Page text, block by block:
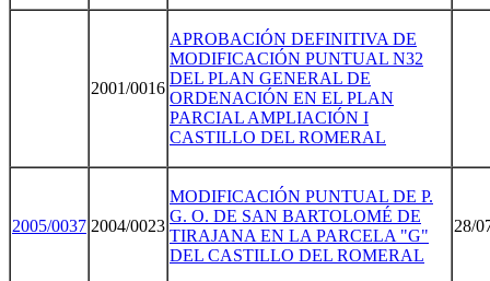
2001/0016
APROBACIÓN DEFINITIVA DE
MODIFICACIÓN PUNTUAL N32
DEL PLAN GENERAL DE
ORDENACIÓN EN EL PLAN
PARCIAL AMPLIACIÓN I
CASTILLO DEL ROMERAL
2005/0037 2004/0023
MODIFICACIÓN PUNTUAL DE P.
G. O. DE SAN BARTOLOMÉ DE
TIRAJANA EN LA PARCELA "G"
DEL CASTILLO DEL ROMERAL
28/